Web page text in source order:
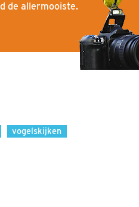
de allermooiste.
vogelskijken